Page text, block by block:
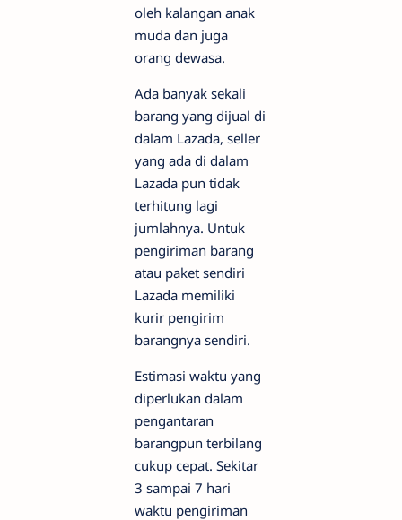
oleh kalangan anak
muda dan juga
orang dewasa.
Ada banyak sekali
barang yang dijual di
dalam Lazada, seller
yang ada di dalam
Lazada pun tidak
terhitung lagi
jumlahnya. Untuk
pengiriman barang
atau paket sendiri
Lazada memiliki
kurir pengirim
barangnya sendiri.
Estimasi waktu yang
diperlukan dalam
pengantaran
barangpun terbilang
cukup cepat. Sekitar
3 sampai 7 hari
waktu pengiriman